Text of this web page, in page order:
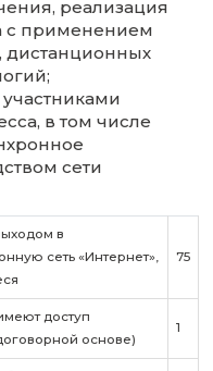
на
:
education/
Положения об
в
№ 131 17.10.2025
национальной